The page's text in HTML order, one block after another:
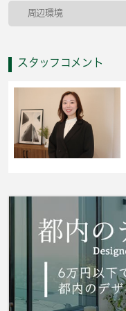
周辺環境
スタッフコメント